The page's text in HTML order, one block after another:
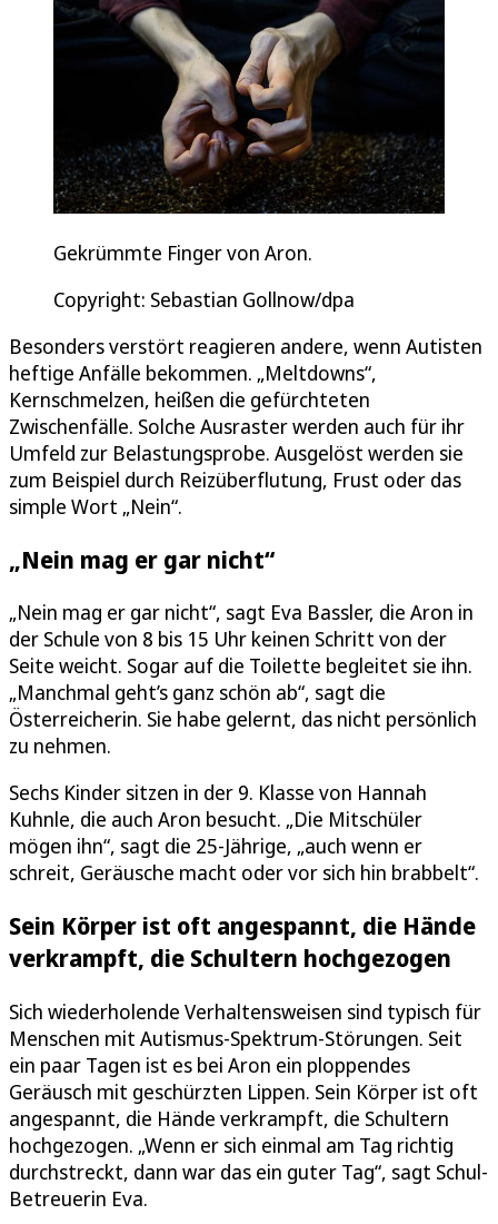
Gekrümmte Finger von Aron.
Copyright: Sebastian Gollnow/dpa
Besonders verstört reagieren andere, wenn Autisten
heftige Anfälle bekommen. „Meltdowns“,
Kernschmelzen, heißen die gefürchteten
Zwischenfälle. Solche Ausraster werden auch für ihr
Umfeld zur Belastungsprobe. Ausgelöst werden sie
zum Beispiel durch Reizüberflutung, Frust oder das
simple Wort „Nein“.
„Nein mag er gar nicht“
„Nein mag er gar nicht“, sagt Eva Bassler, die Aron in
der Schule von 8 bis 15 Uhr keinen Schritt von der
Seite weicht. Sogar auf die Toilette begleitet sie ihn.
„Manchmal geht’s ganz schön ab“, sagt die
Österreicherin. Sie habe gelernt, das nicht persönlich
zu nehmen.
Sechs Kinder sitzen in der 9. Klasse von Hannah
Kuhnle, die auch Aron besucht. „Die Mitschüler
mögen ihn“, sagt die 25-Jährige, „auch wenn er
schreit, Geräusche macht oder vor sich hin brabbelt“.
Sein Körper ist oft angespannt, die Hände
verkrampft, die Schultern hochgezogen
Sich wiederholende Verhaltensweisen sind typisch für
Menschen mit Autismus-Spektrum-Störungen. Seit
ein paar Tagen ist es bei Aron ein ploppendes
Geräusch mit geschürzten Lippen. Sein Körper ist oft
angespannt, die Hände verkrampft, die Schultern
hochgezogen. „Wenn er sich einmal am Tag richtig
durchstreckt, dann war das ein guter Tag“, sagt Schul-
Betreuerin Eva.